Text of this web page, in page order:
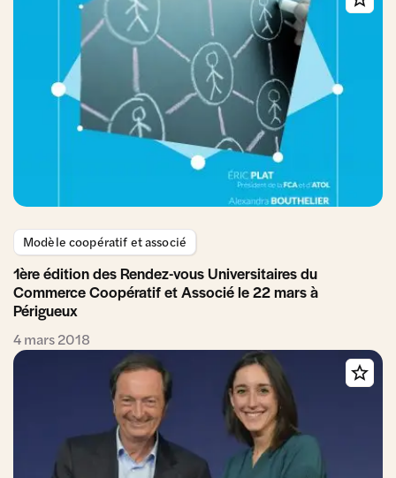
Modèle coopératif et associé
1ère édition des Rendez-vous Universitaires du
Commerce Coopératif et Associé le 22 mars à
Périgueux
4 mars 2018